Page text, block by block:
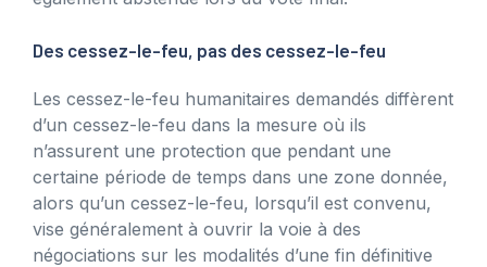
Des cessez-le-feu, pas des cessez-le-feu
Les cessez-le-feu humanitaires demandés diffèrent
d’un cessez-le-feu dans la mesure où ils
n’assurent une protection que pendant une
certaine période de temps dans une zone donnée,
alors qu’un cessez-le-feu, lorsqu’il est convenu,
vise généralement à ouvrir la voie à des
négociations sur les modalités d’une fin définitive